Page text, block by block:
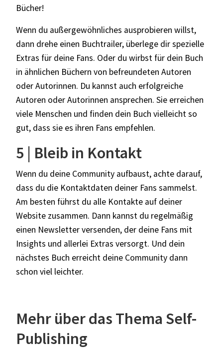
Bücher!
Wenn du außergewöhnliches ausprobieren willst,
dann drehe einen Buchtrailer, überlege dir spezielle
Extras für deine Fans. Oder du wirbst für dein Buch
in ähnlichen Büchern von befreundeten Autoren
oder Autorinnen. Du kannst auch erfolgreiche
Autoren oder Autorinnen ansprechen. Sie erreichen
viele Menschen und finden dein Buch vielleicht so
gut, dass sie es ihren Fans empfehlen.
5 | Bleib in Kontakt
Wenn du deine Community aufbaust, achte darauf,
dass du die Kontaktdaten deiner Fans sammelst.
Am besten führst du alle Kontakte auf deiner
Website zusammen. Dann kannst du regelmäßig
einen Newsletter versenden, der deine Fans mit
Insights und allerlei Extras versorgt. Und dein
nächstes Buch erreicht deine Community dann
schon viel leichter.
Mehr über das Thema Self-
Publishing